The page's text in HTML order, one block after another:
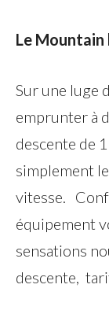
Le Mountain
Sur une luge
emprunter à
descente de
simplement
vitesse.
équipement
sensations
descente,